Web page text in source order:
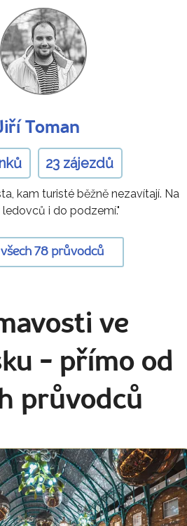
Toman
23 zájezdů
kam turisté běžně nezavítají. Na
i do podzemí."
všech 78 průvodců
ve
- přímo od
průvodců